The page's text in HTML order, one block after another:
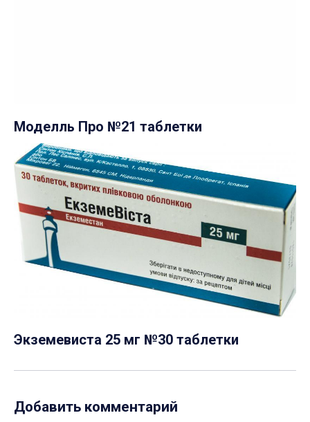
Моделль Про №21 таблетки
Экземевиста 25 мг №30 таблетки
Добавить комментарий